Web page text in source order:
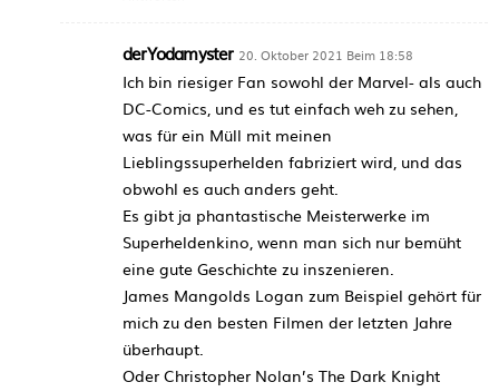
derYodamyster 20. Oktober 2021 Beim 18:58
Ich bin riesiger Fan sowohl der Marvel- als auch
DC-Comics, und es tut einfach weh zu sehen,
was für ein Müll mit meinen
Lieblingssuperhelden fabriziert wird, und das
obwohl es auch anders geht.
Es gibt ja phantastische Meisterwerke im
Superheldenkino, wenn man sich nur bemüht
eine gute Geschichte zu inszenieren.
James Mangolds Logan zum Beispiel gehört für
mich zu den besten Filmen der letzten Jahre
überhaupt.
Oder Christopher Nolan’s The Dark Knight